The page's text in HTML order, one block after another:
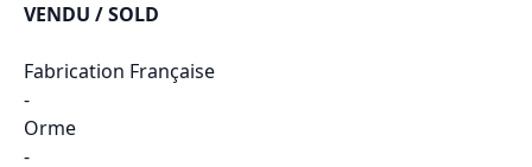
VENDU / SOLD
Fabrication Française
-
Orme
-